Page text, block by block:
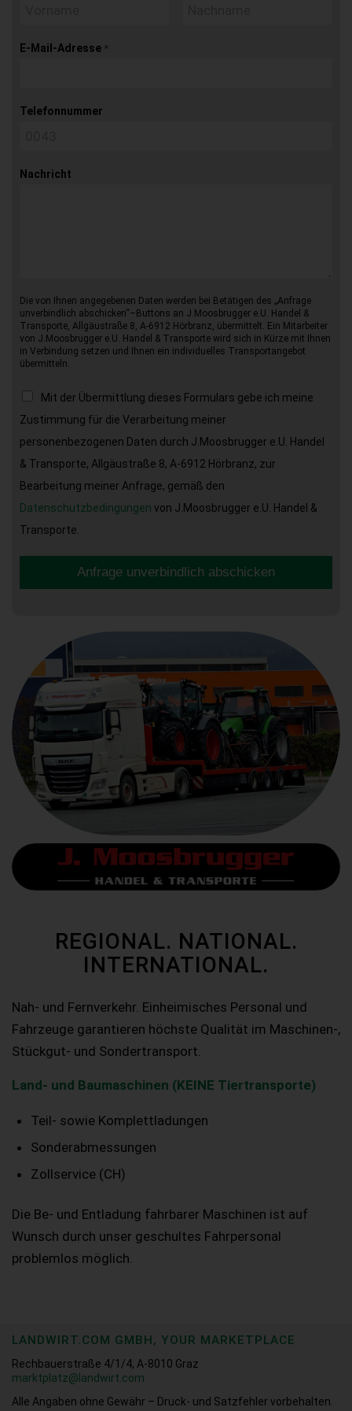
E-Mail-Adresse *
Telefonnummer
Nachricht
Die von Ihnen angegebenen Daten werden bei Betätigen des „Anfrage
unverbindlich abschicken“–Buttons an J.Moosbrugger e.U. Handel &
Transporte, Allgäustraße 8, A-6912 Hörbranz, übermittelt. Ein Mitarbeiter
von J.Moosbrugger e.U. Handel & Transporte wird sich in Kürze mit Ihnen
in Verbindung setzen und Ihnen ein individuelles Transportangebot
übermitteln.
Mit der Übermittlung dieses Formulars gebe ich meine
Zustimmung für die Verarbeitung meiner
personenbezogenen Daten durch J.Moosbrugger e.U. Handel
& Transporte, Allgäustraße 8, A-6912 Hörbranz, zur
Bearbeitung meiner Anfrage, gemäß den
Datenschutzbedingungen von J.Moosbrugger e.U. Handel &
Transporte.
Anfrage unverbindlich abschicken
REGIONAL. NATIONAL.
INTERNATIONAL.
Nah- und Fernverkehr. Einheimisches Personal und
Fahrzeuge garantieren höchste Qualität im Maschinen-,
Stückgut- und Sondertransport.
Land- und Baumaschinen (KEINE Tiertransporte)
Teil- sowie Komplettladungen
Sonderabmessungen
Zollservice (CH)
Die Be- und Entladung fahrbarer Maschinen ist auf
Wunsch durch unser geschultes Fahrpersonal
problemlos möglich.
LANDWIRT.COM GMBH, YOUR MARKETPLACE
Rechbauerstraße 4/1/4, A-8010 Graz
marktplatz@landwirt.com
Alle Angaben ohne Gewähr – Druck- und Satzfehler vorbehalten.